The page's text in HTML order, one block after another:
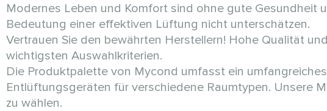
Modernes Leben und Komfort sind ohne gute Gesundheit
Bedeutung einer effektiven Lüftung nicht unterschätzen.
Vertrauen Sie den bewährten Herstellern! Hohe Qualität
wichtigsten Auswahlkriterien.
Die Produktpalette von Mycond umfasst ein
Entlüftungsgeräten für verschiedene Raumtypen. Unsere
zu wählen.